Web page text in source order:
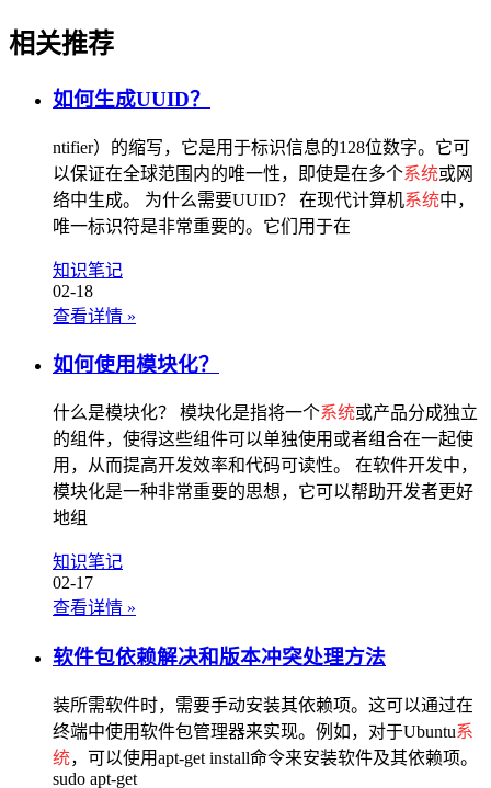
相关推荐
如何生成UUID？
ntifier）的缩写，它是用于标识信息的128位数字。它可
以保证在全球范围内的唯一性，即使是在多个系统或网
络中生成。 为什么需要UUID？ 在现代计算机系统中，
唯一标识符是非常重要的。它们用于在
知识笔记
02-18
查看详情 »
如何使用模块化？
什么是模块化？ 模块化是指将一个系统或产品分成独立
的组件，使得这些组件可以单独使用或者组合在一起使
用，从而提高开发效率和代码可读性。 在软件开发中，
模块化是一种非常重要的思想，它可以帮助开发者更好
地组
知识笔记
02-17
查看详情 »
软件包依赖解决和版本冲突处理方法
装所需软件时，需要手动安装其依赖项。这可以通过在
终端中使用软件包管理器来实现。例如，对于Ubuntu系
统，可以使用apt-get install命令来安装软件及其依赖项。
sudo apt-get